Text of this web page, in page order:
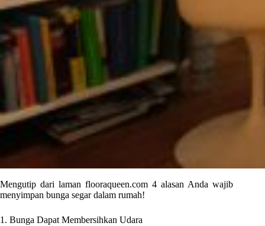
Mengutip dari laman flooraqueen.com 4 alasan Anda wajib
menyimpan bunga segar dalam rumah!
1. Bunga Dapat Membersihkan Udara